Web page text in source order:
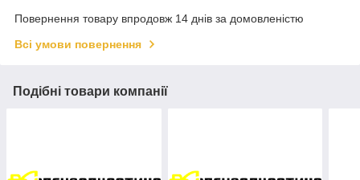
Повернення товару впродовж 14 днів за домовленістю
Всі умови повернення
Подібні товари компанії